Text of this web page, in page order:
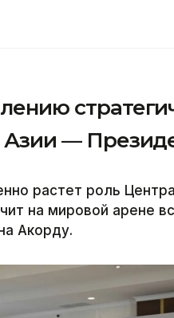
Азии —
растет роль
на мировой арене
Акорду.